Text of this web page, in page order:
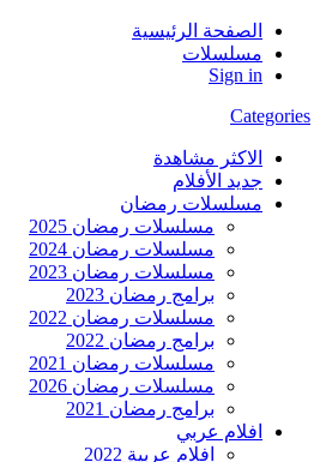
الصفحة الرئيسية
مسلسلات
Sign in
Categories
الاكثر مشاهدة
جديد الأفلام
مسلسلات رمضان
مسلسلات رمضان 2025
مسلسلات رمضان 2024
مسلسلات رمضان 2023
برامج رمضان 2023
مسلسلات رمضان 2022
برامج رمضان 2022
مسلسلات رمضان 2021
مسلسلات رمضان 2026
برامج رمضان 2021
افلام عربي
افلام عربية 2022